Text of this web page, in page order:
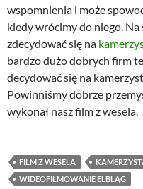
wspomnienia i może
kiedy wrócimy do niego.
zdecydować się na
bardzo dużo dobrych firm
decydować się na
Powinniśmy dobrze
wykonał nasz film z wesela.
FILM Z WESELA
WIDEOFILMOWANIE ELBLĄG